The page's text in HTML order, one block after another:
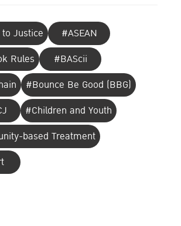
Justice
#ASEAN
Rules
#BAScii
#Bounce Be Good (BBG)
#Children and Youth
based Treatment